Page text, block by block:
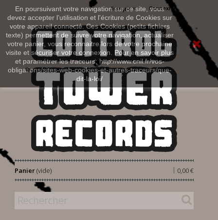
En poursuivant votre navigation sur ce site, vous
devez accepter l’utilisation et l'écriture de Cookies sur
votre appareil connecté. Ces Cookies (petits fichiers
texte) permettent de suivre votre navigation, actualiser
votre panier, vous reconnaitre lors de votre prochaine
visite et sécuriser votre connexion. Pour en savoir plus
et paramétrer les traceurs: http://www.cnil.fr/vos-
obligations/sites-web-cookies-et-autres-traceurs/que-
dit-la-loi/
Connexion
Français
Panier 0,00 €
|
(vide)